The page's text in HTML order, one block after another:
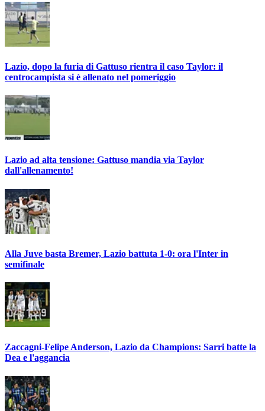
Lazio, dopo la furia di Gattuso rientra il caso Taylor: il
centrocampista si è allenato nel pomeriggio
Lazio ad alta tensione: Gattuso mandia via Taylor
dall'allenamento!
Alla Juve basta Bremer, Lazio battuta 1-0: ora l'Inter in
semifinale
Zaccagni-Felipe Anderson, Lazio da Champions: Sarri batte la
Dea e l'aggancia